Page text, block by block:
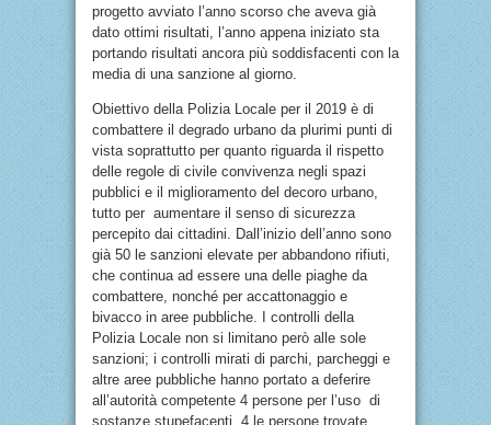
progetto avviato l’anno scorso che aveva già
dato ottimi risultati, l’anno appena iniziato sta
portando risultati ancora più soddisfacenti con la
media di una sanzione al giorno.
Obiettivo della Polizia Locale per il 2019 è di
combattere il degrado urbano da plurimi punti di
vista soprattutto per quanto riguarda il rispetto
delle regole di civile convivenza negli spazi
pubblici e il miglioramento del decoro urbano,
tutto per aumentare il senso di sicurezza
percepito dai cittadini. Dall’inizio dell’anno sono
già 50 le sanzioni elevate per abbandono rifiuti,
che continua ad essere una delle piaghe da
combattere, nonché per accattonaggio e
bivacco in aree pubbliche. I controlli della
Polizia Locale non si limitano però alle sole
sanzioni; i controlli mirati di parchi, parcheggi e
altre aree pubbliche hanno portato a deferire
all’autorità competente 4 persone per l’uso di
sostanze stupefacenti, 4 le persone trovate